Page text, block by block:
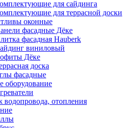
для сайдинга
для террасной доски
оконные
фасадные Дёке
фасадная Hauberk
виниловый
Дёке
доска
фасадные
оборудование
отопления